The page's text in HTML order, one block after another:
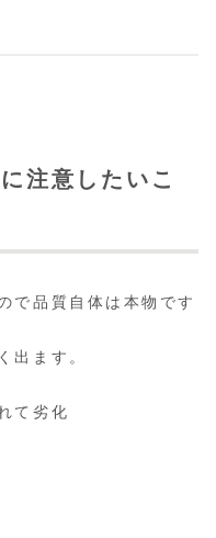
注意したいこ
で品質自体は本物です
出ます。
て劣化